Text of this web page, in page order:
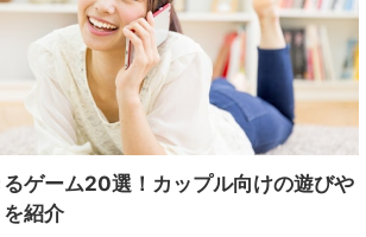
ゲーム20選！カップル向けの遊びや
紹介